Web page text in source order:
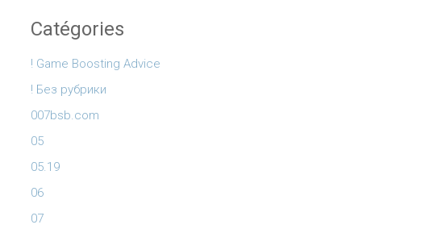
Catégories
! Game Boosting Advice
! Без рубрики
007bsb.com
05
05.19
06
07